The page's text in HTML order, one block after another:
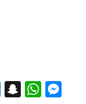
LinkedIn
Snapchat